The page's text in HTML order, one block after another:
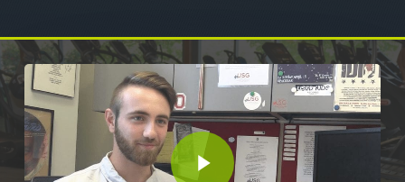
Play Video
Play Video